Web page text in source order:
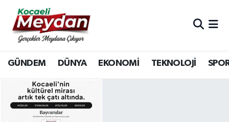
GÜNDEM DÜNYA EKONOMİ TEKNOLOJİ
Nöbetçi Eczaneler
Hava Durumu
Trafik Durumu
Süper Lig Puan Durumu ve Fikstür